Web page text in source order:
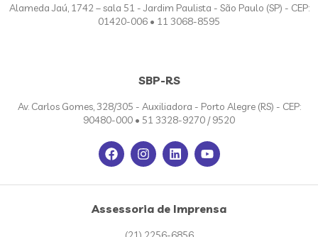
Alameda Jaú, 1742 – sala 51 - Jardim Paulista - São Paulo (SP) - CEP:
01420-006 • 11 3068-8595
SBP-RS
Av. Carlos Gomes, 328/305 - Auxiliadora - Porto Alegre (RS) - CEP:
90480-000 • 51 3328-9270 / 9520
Assessoria de Imprensa